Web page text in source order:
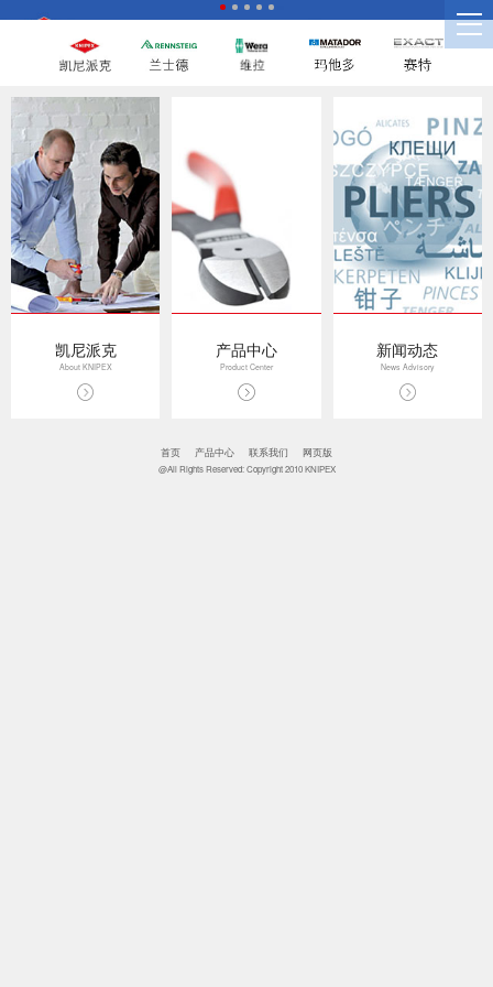
凯尼派克
About KNIPEX
产品中心
Product Center
新闻动态
News Advisory
首页 产品中心 联系我们 网页版
@All Rights Reserved: Copyright 2010 KNIPEX